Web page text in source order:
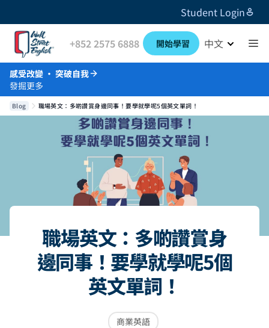
Student Login
+852 2575 6888 開始學習 中文
感受改變 · 突破自我
發掘更多
Blog 職場英文：多啲讚賞身邊同事！要學就學呢5個英文單詞！
職場英文：多啲讚賞身
邊同事！要學就學呢5個
英文單詞！
商業英語